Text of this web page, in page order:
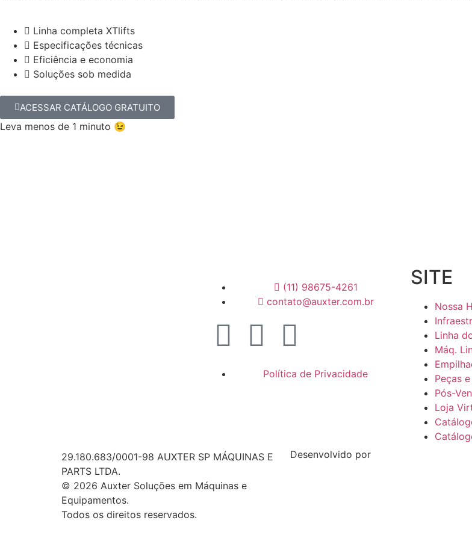
Linha completa XTlifts
Especificações técnicas
Eficiência e economia
Soluções sob medida
ACESSAR CATÁLOGO GRATUITO
Leva menos de 1 minuto 😉
(11) 98675-4261
contato@auxter.com.br
Política de Privacidade
SITE
Nossa
Linha
Máq.
Peças
Pós-
Loja
29.180.683/0001-98 AUXTER SP MÁQUINAS E
PARTS LTDA.
© 2026 Auxter Soluções em Máquinas e
Equipamentos.
Todos os direitos reservados.
Desenvolvido por